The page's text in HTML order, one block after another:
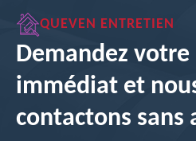
QUEVEN ENTRETIEN
Demandez votre
immédiat et
contactons sans